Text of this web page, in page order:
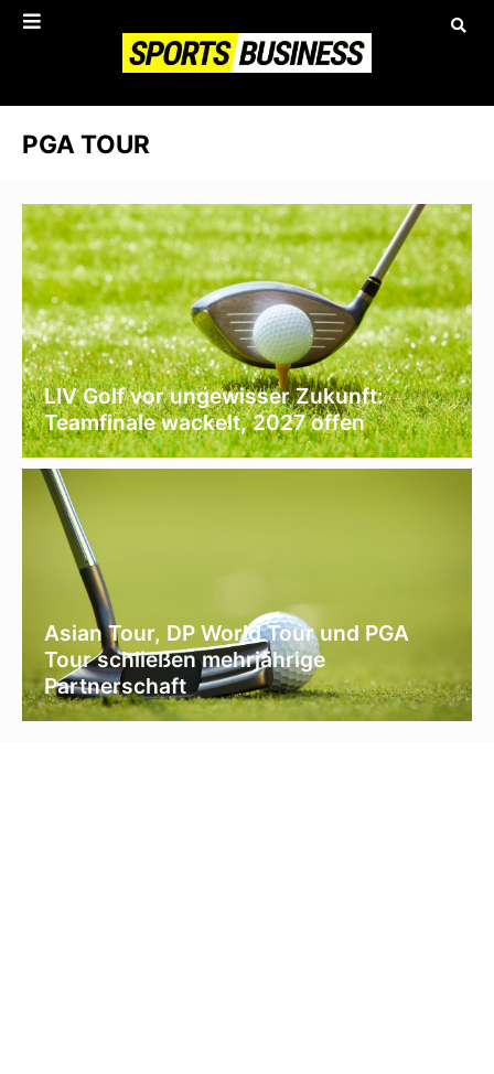
PGA TOUR
LIV Golf vor ungewisser Zukunft:
Teamfinale wackelt, 2027 offen
Asian Tour, DP World Tour und PGA
Tour schließen mehrjährige
Partnerschaft